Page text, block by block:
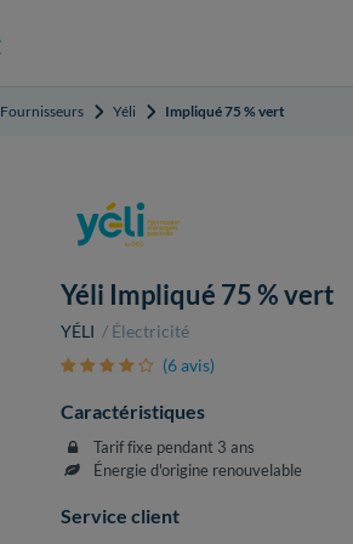
Fournisseurs Yéli Impliqué 75 % vert
Yéli Impliqué 75 % vert
YÉLI
Électricité
(6 avis)
Caractéristiques
Tarif fixe pendant 3 ans
Énergie d'origine renouvelable
Service client